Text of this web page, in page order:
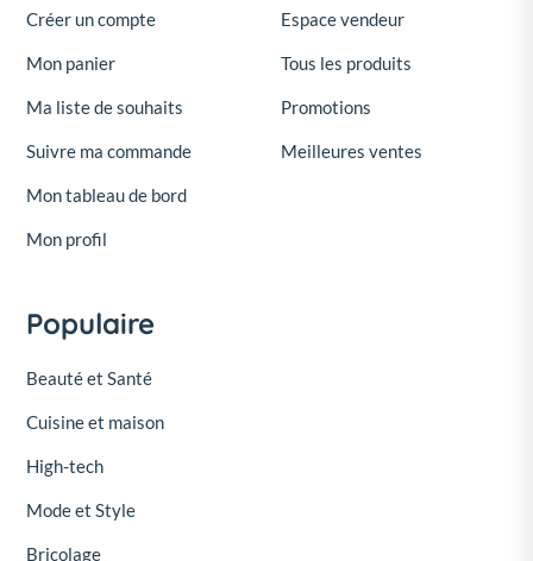
Créer un compte
Mon panier
Ma liste de souhaits
Suivre ma commande
Mon tableau de bord
Mon profil
Espace vendeur
Tous les produits
Promotions
Meilleures ventes
Populaire
Beauté et Santé
Cuisine et maison
High-tech
Mode et Style
Bricolage